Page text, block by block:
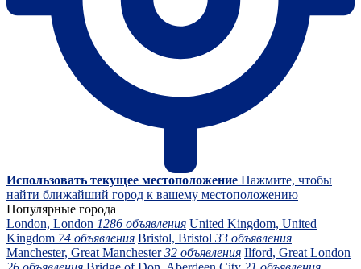
Использовать текущее местоположение Нажмите, чтобы
найти ближайший город к вашему местоположению
Популярные города
London, London 1286 объявления United Kingdom, United
Kingdom 74 объявления Bristol, Bristol 33 объявления
Manchester, Great Manchester32 объявления Ilford, Great London